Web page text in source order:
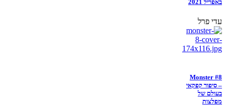
באפריל 2021
עדי פרל
Monster #8
– סיפור קפקאי
בעולם של
מפלצות